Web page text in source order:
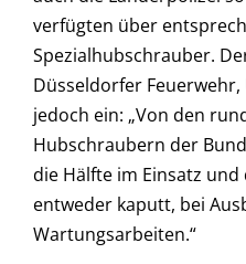
verfügten über
Spezialhubschrauber.
Düsseldorfer
jedoch ein: „Von den
Hubschraubern der
die Hälfte im Einsatz
entweder kaputt, bei
Wartungsarbeiten.“